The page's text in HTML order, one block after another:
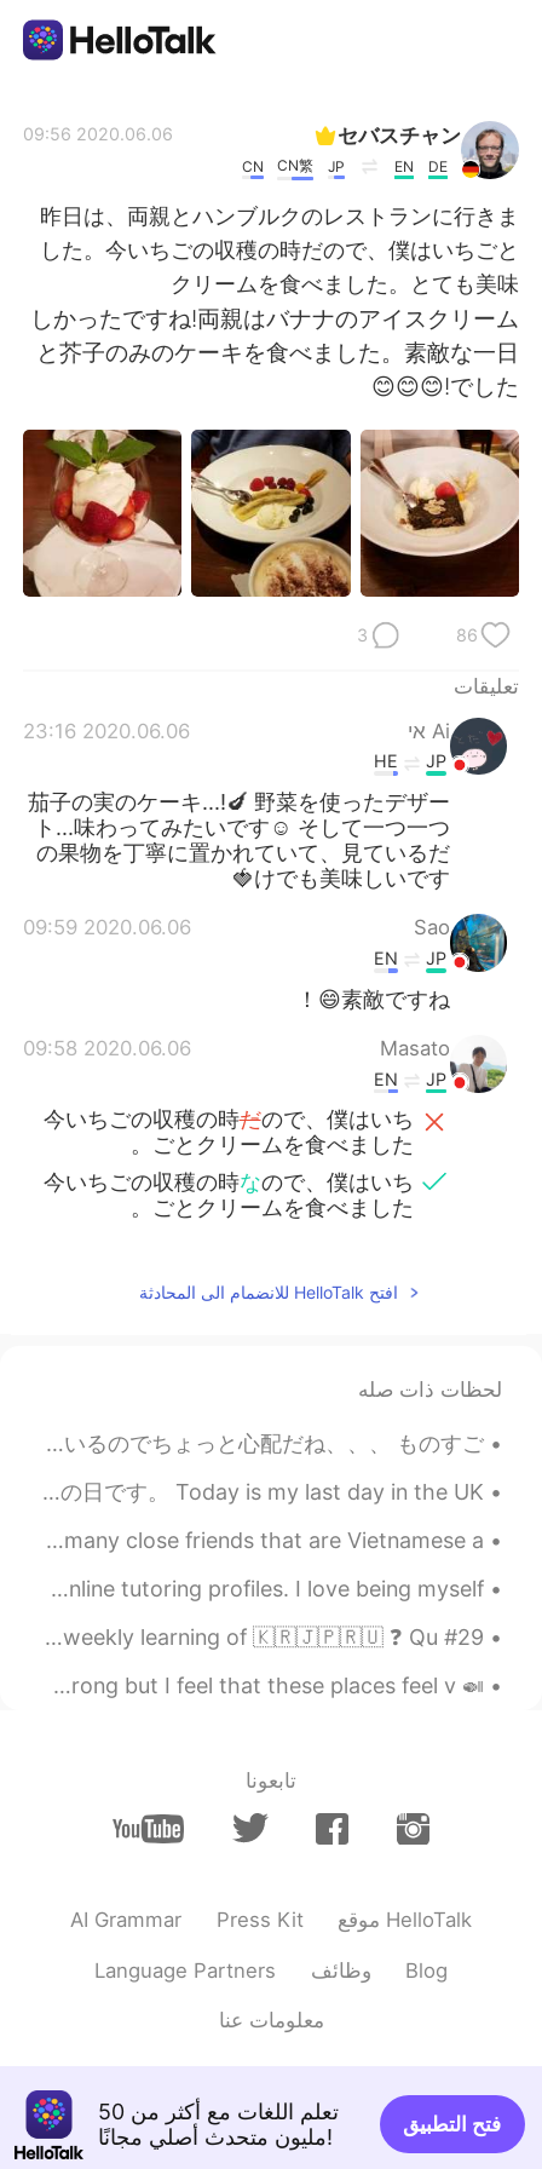
AI Grammar Checker
العربية
English 简体中文
繁體中文 Español
Français Deutsch
日本語 한국어
Türkçe
Português
セバスチャン
DE
EN
JP
CN繁
CN
2020.06.06 09:56
昨日は、両親とハンブルクのレストランに行きま
した。今いちごの収穫の時だので、僕はいちごと
クリームを食べました。とても美味
しかったですね!両親はバナナのアイスクリーム
と芥子のみのケーキを食べました。素敵な一日
でした!😊😊😊
86
3
تعليقات
Ai אי
2020.06.06 23:16
JP
HE
茄子の実のケーキ...!🍆 野菜を使ったデザー
ト...味わってみたいです☺️ そして一つ一つ
の果物を丁寧に置かれていて、見ているだ
けでも美味しいです🍓
Sao
2020.06.06 09:59
JP
EN
素敵ですね😄！
Masato
2020.06.06 09:58
JP
EN
今いちごの収穫の時だので、僕はいち
ごとクリームを食べました。
今いちごの収穫の時なので、僕はいち
ごとクリームを食べました。
افتح HelloTalk للانضمام الى المحادثة
لحظات ذات صله
ただいま、日本💕 今日から留学生として住みます! 日本はちゃんと新型コロナウイルスのこと考えてますか? 今日は日本に到着したけけど皆がいつも通り生きているのでちょっと心配だね、、、 ものすご...
お久しぶりですね！ I haven't posted in a while. 今日はイギリスにいると家族に 会いの最後の日です。 Today is my last day in the UK...
Hi, I’m going to start learning Vietnamese today. I have many close friends that are Vietnamese a...
I finally got some new headshots for my resume and online tutoring profiles. I love being myself...
#29 Weekly Learning - Japanese 📝 Hello friends 😄, Welcome to my weekly learning of 🇰🇷🇯🇵🇷🇺 ❓ Qu...
🍛 I truly like small family-owned restaurants. I may be wrong but I feel that these places feel v...
تابعونا
AI Grammar Press Kit موقع HelloTalk
Language Partners وظائف Blog
معلومات عنا
تعلم اللغات مع أكثر من 50
مليون متحدث أصلي مجانًا!
فتح التطبيق